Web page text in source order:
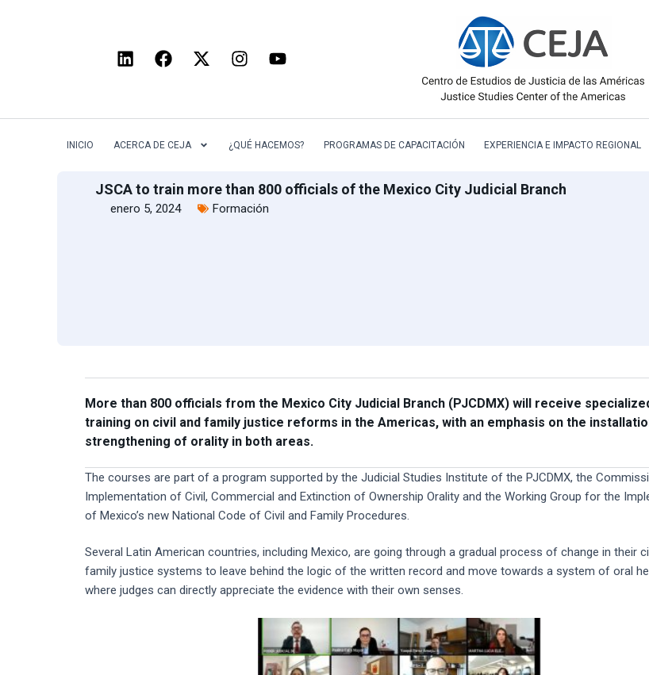
INICIO ACERCA DE CEJA ¿QUÉ HACEMOS? PROGRAMAS DE CAPACITACIÓN EXPERIENCIA E IMPACTO REGIONAL
JSCA to train more than 800 officials of the Mexico City Judicial Branch
enero 5, 2024 Formación
More than 800 officials from the Mexico City Judicial Branch (PJCDMX) will receive
training on civil and family justice reforms in the Americas, with an emphasis on the
strengthening of orality in both areas.
The courses are part of a program supported by the Judicial Studies Institute of the PJCDMX, the
Implementation of Civil, Commercial and Extinction of Ownership Orality and the Working Group for the
of Mexico’s new National Code of Civil and Family Procedures.
Several Latin American countries, including Mexico, are going through a gradual process of change in their
family justice systems to leave behind the logic of the written record and move towards a system of oral
where judges can directly appreciate the evidence with their own senses.